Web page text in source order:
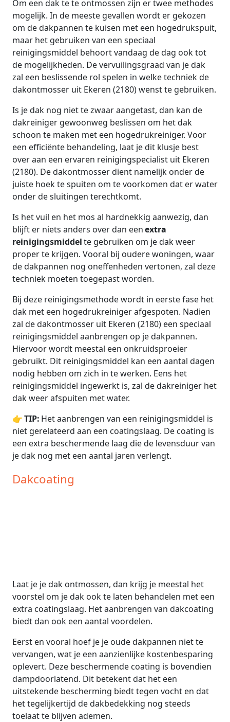
Om een dak te te ontmossen zijn er twee methodes
mogelijk. In de meeste gevallen wordt er gekozen
om de dakpannen te kuisen met een hogedrukspuit,
maar het gebruiken van een speciaal
reinigingsmiddel behoort vandaag de dag ook tot
de mogelijkheden. De vervuilingsgraad van je dak
zal een beslissende rol spelen in welke techniek de
dakontmosser uit Ekeren (2180) wenst te gebruiken.
Is je dak nog niet te zwaar aangetast, dan kan de
dakreiniger gewoonweg beslissen om het dak
schoon te maken met een hogedrukreiniger. Voor
een efficiënte behandeling, laat je dit klusje best
over aan een ervaren reinigingspecialist uit Ekeren
(2180). De dakontmosser dient namelijk onder de
juiste hoek te spuiten om te voorkomen dat er water
onder de sluitingen terechtkomt.
Is het vuil en het mos al hardnekkig aanwezig, dan
blijft er niets anders over dan eenextra
reinigingsmiddelte gebruiken om je dak weer
proper te krijgen. Vooral bij oudere woningen, waar
de dakpannen nog oneffenheden vertonen, zal deze
techniek moeten toegepast worden.
Bij deze reinigingsmethode wordt in eerste fase het
dak met een hogedrukreiniger afgespoten. Nadien
zal de dakontmosser uit Ekeren (2180) een speciaal
reinigingsmiddel aanbrengen op je dakpannen.
Hiervoor wordt meestal een onkruidsproeier
gebruikt. Dit reinigingsmiddel kan een aantal dagen
nodig hebben om zich in te werken. Eens het
reinigingsmiddel ingewerkt is, zal de dakreiniger het
dak weer afspuiten met water.
👉TIP: Het aanbrengen van een reinigingsmiddel is
niet gerelateerd aan een coatingslaag. De coating is
een extra beschermende laag die de levensduur van
je dak nog met een aantal jaren verlengt.
Dakcoating
Laat je je dak ontmossen, dan krijg je meestal het
voorstel om je dak ook te laten behandelen met een
extra coatingslaag. Het aanbrengen van dakcoating
biedt dan ook een aantal voordelen.
Eerst en vooral hoef je je oude dakpannen niet te
vervangen, wat je een aanzienlijke kostenbesparing
oplevert. Deze beschermende coating is bovendien
dampdoorlatend. Dit betekent dat het een
uitstekende bescherming biedt tegen vocht en dat
het tegelijkertijd de dakbedekking nog steeds
toelaat te blijven ademen.